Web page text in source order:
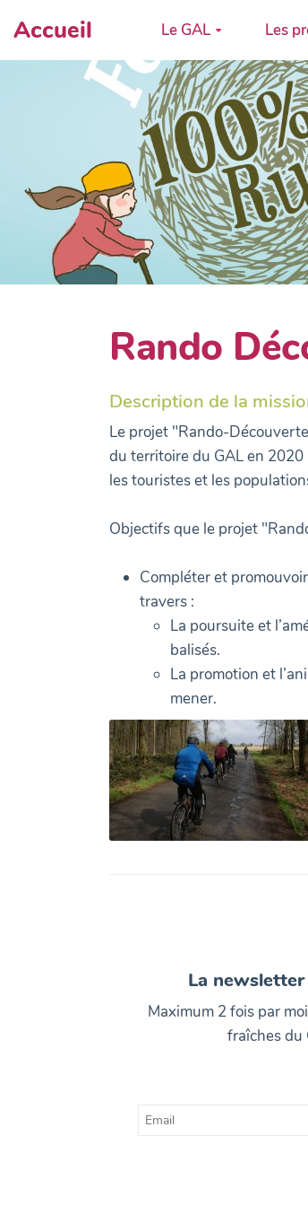
Accueil Le GAL Les
Rando
Description de la
Le projet "Rando-
du territoire du GAL en
les touristes et les
Objectifs que le projet
Compléter et
travers :
La poursuite et
balisés.
La promotion et
mener.
La
Maximum 2 fois par
fraîches du